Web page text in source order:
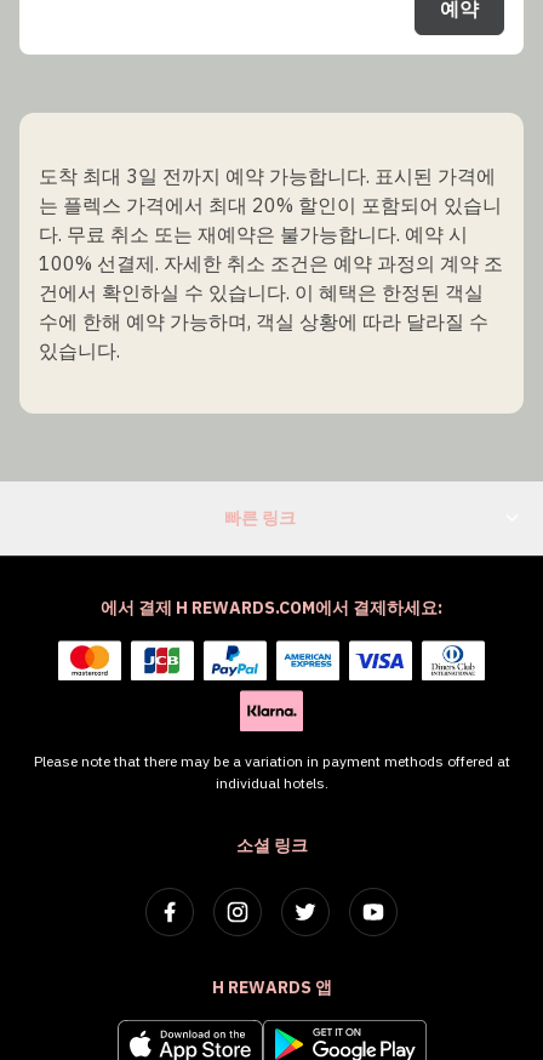
예약
도착 최대 3일 전까지 예약 가능합니다. 표시된 가격에
는 플렉스 가격에서 최대 20% 할인이 포함되어 있습니
다. 무료 취소 또는 재예약은 불가능합니다. 예약 시
100% 선결제. 자세한 취소 조건은 예약 과정의 계약 조
건에서 확인하실 수 있습니다. 이 혜택은 한정된 객실
수에 한해 예약 가능하며, 객실 상황에 따라 달라질 수
있습니다.
빠른 링크
소셜 링크
H REWARDS 앱
에서 결제 H REWARDS.COM에서 결제하세요:
Please note that there may be a variation in payment methods offered at
individual hotels.